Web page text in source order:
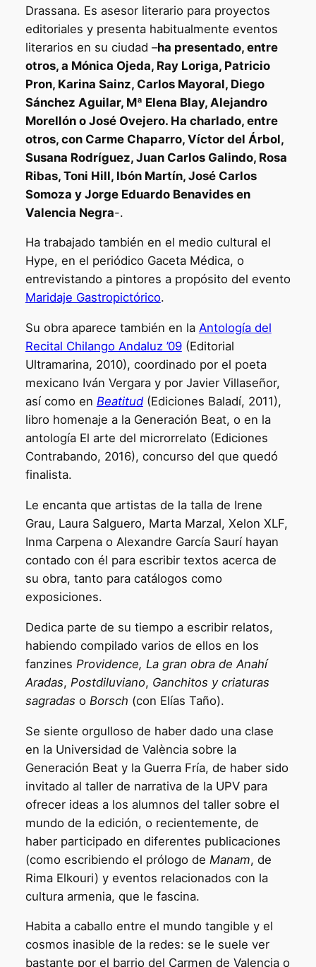
Drassana. Es asesor literario para proyectos
editoriales y presenta habitualmente eventos
literarios en su ciudad –ha presentado, entre
otros, a Mónica Ojeda, Ray Loriga, Patricio
Pron, Karina Sainz, Carlos Mayoral, Diego
Sánchez Aguilar, Mª Elena Blay, Alejandro
Morellón o José Ovejero. Ha charlado, entre
otros, con Carme Chaparro, Víctor del Árbol,
Susana Rodríguez, Juan Carlos Galindo, Rosa
Ribas, Toni Hill, Ibón Martín, José Carlos
Somoza y Jorge Eduardo Benavides en
Valencia Negra-.
Ha trabajado también en el medio cultural el
Hype, en el periódico Gaceta Médica, o
entrevistando a pintores a propósito del evento
Maridaje Gastropictórico.
Su obra aparece también en la Antología del
Recital Chilango Andaluz ’09(Editorial
Ultramarina, 2010), coordinado por el poeta
mexicano Iván Vergara y por Javier Villaseñor,
así como en Beatitud(Ediciones Baladí, 2011),
libro homenaje a la Generación Beat, o en la
antología El arte del microrrelato (Ediciones
Contrabando, 2016), concurso del que quedó
finalista.
Le encanta que artistas de la talla de Irene
Grau, Laura Salguero, Marta Marzal, Xelon XLF,
Inma Carpena o Alexandre García Saurí hayan
contado con él para escribir textos acerca de
su obra, tanto para catálogos como
exposiciones.
Dedica parte de su tiempo a escribir relatos,
habiendo compilado varios de ellos en los
fanzines Providence, La gran obra de Anahí
Aradas, Postdiluviano, Ganchitos y criaturas
sagradas o Borsch (con Elías Taño).
Se siente orgulloso de haber dado una clase
en la Universidad de València sobre la
Generación Beat y la Guerra Fría, de haber sido
invitado al taller de narrativa de la UPV para
ofrecer ideas a los alumnos del taller sobre el
mundo de la edición, o recientemente, de
haber participado en diferentes publicaciones
(como escribiendo el prólogo de Manam, de
Rima Elkouri) y eventos relacionados con la
cultura armenia, que le fascina.
Habita a caballo entre el mundo tangible y el
cosmos inasible de la redes: se le suele ver
bastante por el barrio del Carmen de Valencia o